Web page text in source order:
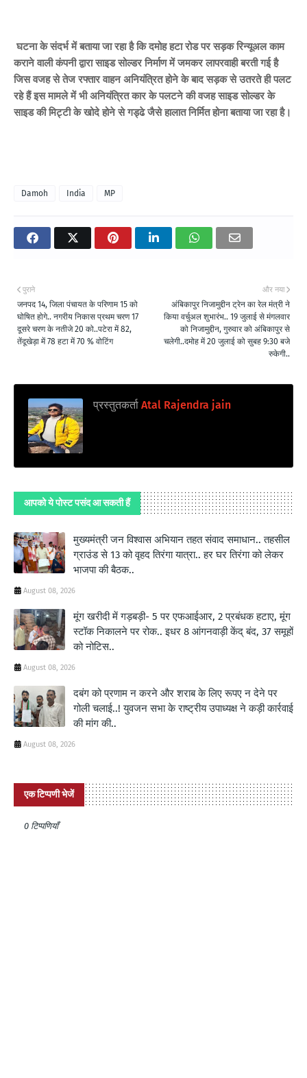
घटना के संदर्भ में बताया जा रहा है कि दमोह हटा रोड पर सड़क रिन्यूअल काम
कराने वाली कंपनी द्वारा साइड सोल्डर निर्माण में जमकर लापरवाही बरती गई है
जिस वजह से तेज रफ्तार वाहन अनियंत्रित होने के बाद सड़क से उतरते ही पलट
रहे हैं इस मामले में भी अनियंत्रित कार के पलटने की वजह साइड सोल्डर के
साइड की मिट्टी के खोदे होने से गड्ढे जैसे हालात निर्मित होना बताया जा रहा है।
Damoh India MP
और नया
अंबिकापुर निजामुद्दीन ट्रेन का रेल मंत्री ने
किया वर्चुअल शुभारंभ.. 19 जुलाई से मंगलवार
को निजामुद्दीन, गुरुवार को अंबिकापुर से
चलेगी..दमोह में 20 जुलाई को सुबह 9:30 बजे
रुकेगी..
पुराने
जनपद 14, जिला पंचायत के परिणाम 15 को
घोषित होगे.. नगरीय निकास प्रथम चरण 17
दूसरे चरण के नतीजे 20 को..पटेरा में 82,
तेंदूखेड़ा में 78 हटा में 70 % वोटिंग
प्रस्तुतकर्ता Atal Rajendra jain
आपको ये पोस्ट पसंद आ सकती हैं
मुख्यमंत्री जन विश्वास अभियान तहत संवाद समाधान.. तहसील
ग्राउंड से 13 को वृहद तिरंगा यात्रा.. हर घर तिरंगा को लेकर
भाजपा की बैठक..
August 08, 2026
मूंग खरीदी में गड़बड़ी- 5 पर एफआईआर, 2 प्रबंधक हटाए, मूंग
स्टॉक निकालने पर रोक.. इधर 8 आंगनवाड़ी केंद् बंद, 37 समूहों
को नोटिस..
August 08, 2026
दबंग को प्रणाम न करने और शराब के लिए रूपए न देने पर
गोली चलाई..! युवजन सभा के राष्ट्रीय उपाध्यक्ष ने कड़ी कार्रवाई
की मांग की..
August 08, 2026
एक टिप्पणी भेजें
0 टिप्पणियाँ